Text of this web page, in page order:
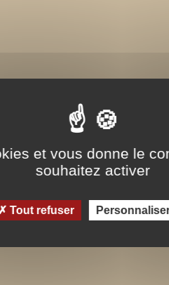
et vous donne le
souhaitez activer
Tout refuser